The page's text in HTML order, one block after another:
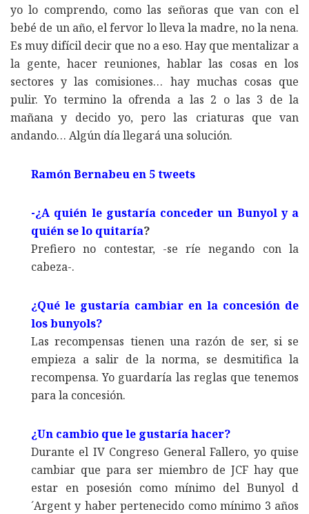
yo lo comprendo, como las señoras que van con el
bebé de un año, el fervor lo lleva la madre, no la nena.
Es muy difícil decir que no a eso. Hay que mentalizar a
la gente, hacer reuniones, hablar las cosas en los
sectores y las comisiones… hay muchas cosas que
pulir. Yo termino la ofrenda a las 2 o las 3 de la
mañana y decido yo, pero las criaturas que van
andando… Algún día llegará una solución.
Ramón Bernabeu en 5 tweets
-¿A quién le gustaría conceder un Bunyol y a
quién se lo quitaría?
Prefiero no contestar, -se ríe negando con la
cabeza-.
¿Qué le gustaría cambiar en la concesión de
los bunyols?
Las recompensas tienen una razón de ser, si se
empieza a salir de la norma, se desmitifica la
recompensa. Yo guardaría las reglas que tenemos
para la concesión.
¿Un cambio que le gustaría hacer?
Durante el IV Congreso General Fallero, yo quise
cambiar que para ser miembro de JCF hay que
estar en posesión como mínimo del Bunyol d
´Argent y haber pertenecido como mínimo 3 años